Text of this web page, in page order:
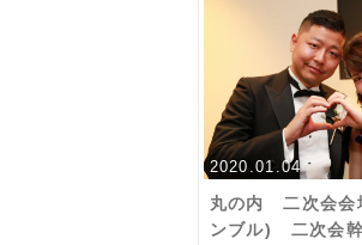
2020.01.04
丸の内 二次会会
ンブル) 二次会